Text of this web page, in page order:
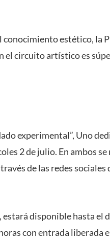
conocimiento estético, la
el circuito artístico es
experimental”, Uno
2 de julio. En ambos
de las redes
estará disponible hasta el
con entrada liberada